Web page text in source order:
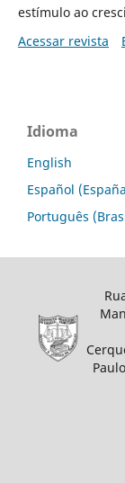
estímulo ao
Acessar revista
Idioma
English
Español
Português